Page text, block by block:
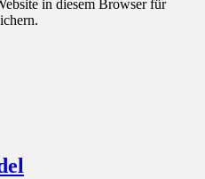
in diesem Browser für